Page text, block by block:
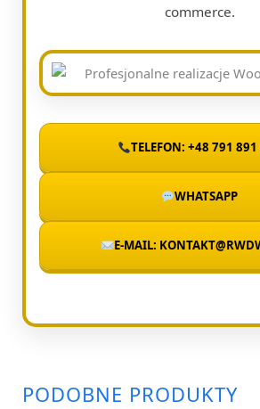
commerce.
TELEFON: +48 791
WHATSAPP
E-MAIL:
PODOBNE PRODUKTY